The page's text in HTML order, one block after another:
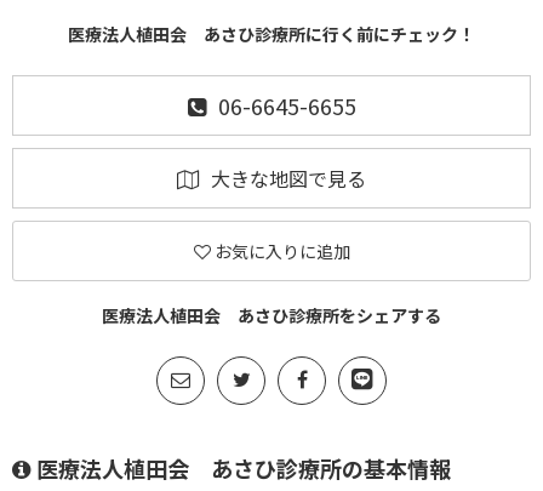
医療法人植田会 あさひ診療所に行く前にチェック！
06-6645-6655
大きな地図で見る
お気に入りに追加
医療法人植田会 あさひ診療所をシェアする
医療法人植田会 あさひ診療所の基本情報